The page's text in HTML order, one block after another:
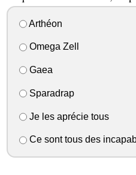
Arthéon
Omega Zell
Gaea
Sparadrap
Je les aprécie tous
Ce sont tous des